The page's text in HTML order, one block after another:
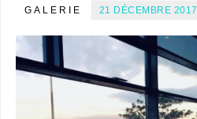
GALERIE 21 DÉCEMBRE 2017